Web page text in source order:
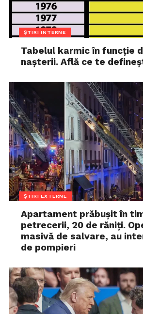
ȘTIRI INTERNE
Tabelul karmic în funcție
nașterii. Află ce te
ȘTIRI EXTERNE
Apartament prăbușit în
petrecerii, 20 de răniți.
masivă de salvare, au
de pompieri